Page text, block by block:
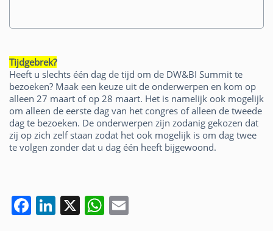
Tijdgebrek?
Heeft u slechts één dag de tijd om de DW&BI Summit te
bezoeken? Maak een keuze uit de onderwerpen en kom op
alleen 27 maart of op 28 maart. Het is namelijk ook mogelijk
om alleen de eerste dag van het congres of alleen de tweede
dag te bezoeken. De onderwerpen zijn zodanig gekozen dat
zij op zich zelf staan zodat het ook mogelijk is om dag twee
te volgen zonder dat u dag één heeft bijgewoond.
F Li X W